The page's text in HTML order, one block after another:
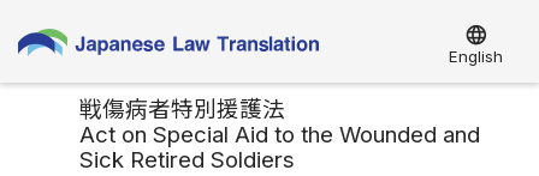
language
English
戦傷病者特別援護法
Act on Special Aid to the Wounded and
Sick Retired Soldiers